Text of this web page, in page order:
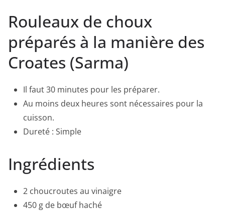
Rouleaux de choux
préparés à la manière des
Croates (Sarma)
Il faut 30 minutes pour les préparer.
Au moins deux heures sont nécessaires pour la
cuisson.
Dureté : Simple
Ingrédients
2 choucroutes au vinaigre
450 g de bœuf haché